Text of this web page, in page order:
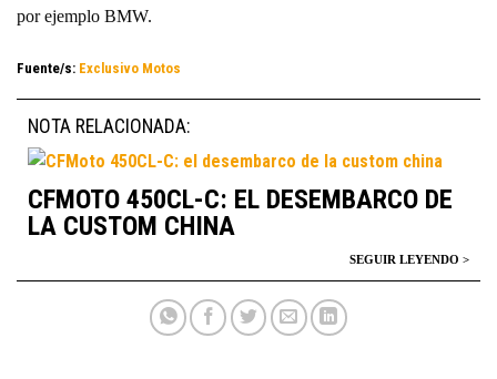
por ejemplo BMW.
Fuente/s: Exclusivo Motos
NOTA RELACIONADA:
CFMOTO 450CL-C: EL DESEMBARCO DE
LA CUSTOM CHINA